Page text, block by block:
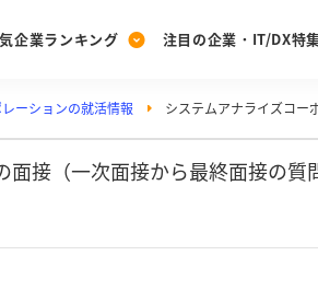
[27卒] 本選考体験記投
企業ランキング
みんなのDX企業就職ブラ
注目の企業・IT/DX特
ーションの就活情報 システムアナライズコー
面接（一次面接から最終面接の質